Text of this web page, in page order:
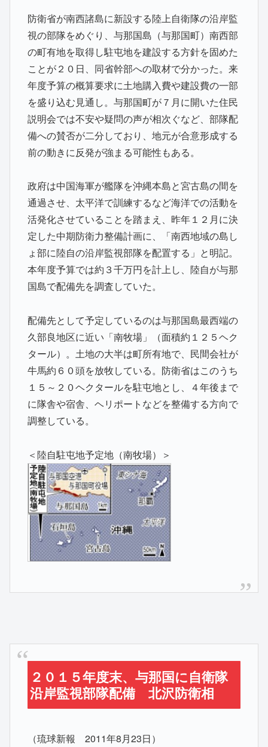
防衛省が南西諸島に新設する陸上自衛隊の沿岸監
視の部隊をめぐり、与那国島（与那国町）南西部
の町有地を取得し駐屯地を建設する方針を固めた
ことが２０日、同省幹部への取材で分かった。来
年度予算の概算要求に土地購入費や建設費の一部
を盛り込む見通し。与那国町が７月に開いた住民
説明会では不安や疑問の声が相次ぐなど、部隊配
備への賛否が二分しており、地元が合意形成する
前の動きに反発が強まる可能性もある。
政府は中国海軍が艦隊を沖縄本島と宮古島の間を
通過させ、太平洋で訓練するなど海洋での活動を
活発化させていることを踏まえ、昨年１２月に決
定した中期防衛力整備計画に、「南西地域の島し
ょ部に陸自の沿岸監視部隊を配置する」と明記。
本年度予算では約３千万円を計上し、陸自が与那
国島で配備先を調査していた。
配備先として予定しているのは与那国島最西端の
久部良地区に近い「南牧場」（面積約１２５ヘク
タール）。土地の大半は町所有地で、民間会社が
牛馬約６０頭を放牧している。防衛省はこのうち
１５～２０ヘクタールを駐屯地とし、４年後まで
に隊舎や宿舎、ヘリポートなどを整備する方向で
調整している。
＜陸自駐屯地予定地（南牧場）＞
２０１５年度末、与那国に自衛隊
沿岸監視部隊配備 北沢防衛相
（琉球新報 2011年8月23日）